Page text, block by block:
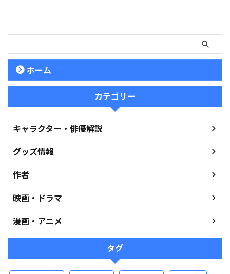
ホーム
カテゴリー
キャラクター・俳優解説
グッズ情報
作者
映画・ドラマ
漫画・アニメ
タグ